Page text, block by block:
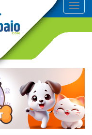
T
o
v
g
t
i
o
n